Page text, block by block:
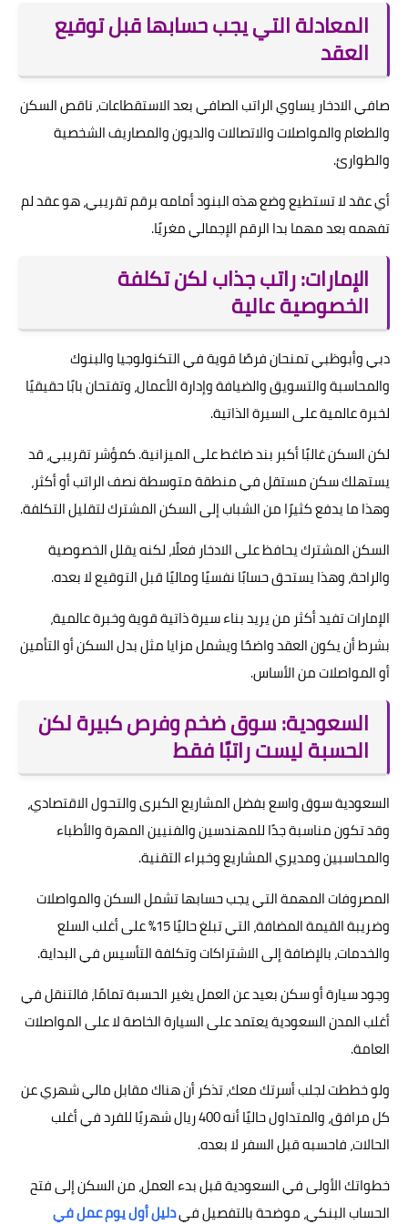
المعادلة التي يجب حسابها قبل توقيع
العقد
صافي الادخار يساوي الراتب الصافي بعد الاستقطاعات، ناقص السكن
والطعام والمواصلات والاتصالات والديون والمصاريف الشخصية
والطوارئ.
أي عقد لا تستطيع وضع هذه البنود أمامه برقم تقريبي، هو عقد لم
تفهمه بعد مهما بدا الرقم الإجمالي مغريًا.
الإمارات: راتب جذاب لكن تكلفة
الخصوصية عالية
دبي وأبوظبي تمنحان فرصًا قوية في التكنولوجيا والبنوك
والمحاسبة والتسويق والضيافة وإدارة الأعمال، وتفتحان بابًا حقيقيًا
لخبرة عالمية على السيرة الذاتية.
لكن السكن غالبًا أكبر بند ضاغط على الميزانية. كمؤشر تقريبي، قد
يستهلك سكن مستقل في منطقة متوسطة نصف الراتب أو أكثر،
وهذا ما يدفع كثيرًا من الشباب إلى السكن المشترك لتقليل التكلفة.
السكن المشترك يحافظ على الادخار فعلًا، لكنه يقلل الخصوصية
والراحة، وهذا يستحق حسابًا نفسيًا وماليًا قبل التوقيع لا بعده.
الإمارات تفيد أكثر من يريد بناء سيرة ذاتية قوية وخبرة عالمية،
بشرط أن يكون العقد واضحًا ويشمل مزايا مثل بدل السكن أو التأمين
أو المواصلات من الأساس.
السعودية: سوق ضخم وفرص كبيرة لكن
الحسبة ليست راتبًا فقط
السعودية سوق واسع بفضل المشاريع الكبرى والتحول الاقتصادي،
وقد تكون مناسبة جدًا للمهندسين والفنيين المهرة والأطباء
والمحاسبين ومديري المشاريع وخبراء التقنية.
المصروفات المهمة التي يجب حسابها تشمل السكن والمواصلات
وضريبة القيمة المضافة، التي تبلغ حاليًا 15% على أغلب السلع
والخدمات، بالإضافة إلى الاشتراكات وتكلفة التأسيس في البداية.
وجود سيارة أو سكن بعيد عن العمل يغير الحسبة تمامًا، فالتنقل في
أغلب المدن السعودية يعتمد على السيارة الخاصة لا على المواصلات
العامة.
ولو خططت لجلب أسرتك معك، تذكر أن هناك مقابل مالي شهري عن
كل مرافق، والمتداول حاليًا أنه 400 ريال شهريًا للفرد في أغلب
الحالات، فاحسبه قبل السفر لا بعده.
خطواتك الأولى في السعودية قبل بدء العمل، من السكن إلى فتح
الحساب البنكي، موضحة بالتفصيل فيدليل أول يوم عمل في